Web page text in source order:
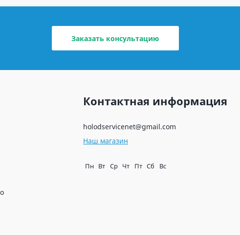
Заказать консультацию
Контактная информация
holodservicenet@gmail.com
Наш магазин
Пн Вт Ср Чт Пт Сб Вс